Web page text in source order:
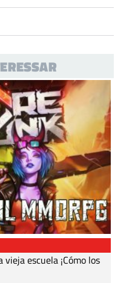
escuela ¡Cómo los